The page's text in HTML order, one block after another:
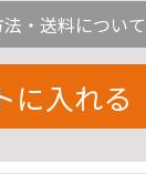
・送料について
に入れる